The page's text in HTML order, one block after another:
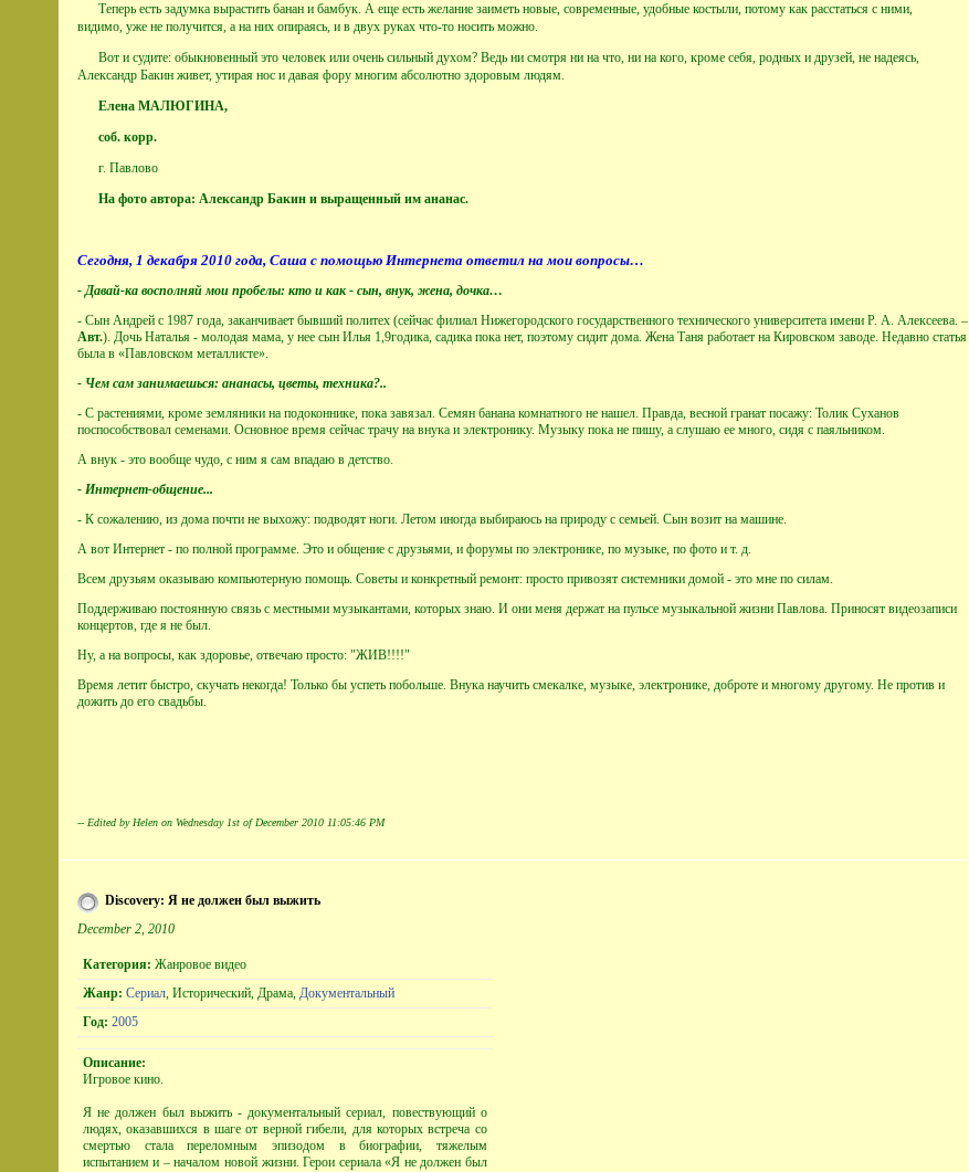
Теперь есть задумка вырастить банан и бамбук. А еще есть желание заиметь новые, современные, удобные костыли, потому как расстаться с ними,
видимо, уже не получится, а на них опираясь, и в двух руках что-то носить можно.
Вот и судите: обыкновенный это человек или очень сильный духом? Ведь ни смотря ни на что, ни на кого, кроме себя, родных и друзей, не надеясь,
Александр Бакин живет, утирая нос и давая фору многим абсолютно здоровым людям.
Елена МАЛЮГИНА,
соб. корр.
г. Павлово
На фото автора: Александр Бакин и выращенный им ананас.
Сегодня, 1 декабря 2010 года, Саша с помощью Интернета ответил на мои вопросы…
- Давай-ка восполняй мои пробелы: кто и как - сын, внук, жена, дочка…
- Сын Андрей с 1987 года, заканчивает бывший политех (сейчас филиал Нижегородского государственного технического университета имени Р. А. Алексеева. –
Авт.). Дочь Наталья - молодая мама, у нее сын Илья 1,9годика, садика пока нет, поэтому сидит дома. Жена Таня работает на Кировском заводе. Недавно статья
была в «Павловском металлисте».
- Чем сам занимаешься: ананасы, цветы, техника?..
- С растениями, кроме земляники на подоконнике, пока завязал. Семян банана комнатного не нашел. Правда, весной гранат посажу: Толик Суханов
поспособствовал семенами. Основное время сейчас трачу на внука и электронику. Музыку пока не пишу, а слушаю ее много, сидя с паяльником.
А внук - это вообще чудо, с ним я сам впадаю в детство.
- Интернет-общение...
- К сожалению, из дома почти не выхожу: подводят ноги. Летом иногда выбираюсь на природу с семьей. Сын возит на машине.
А вот Интернет - по полной программе. Это и общение с друзьями, и форумы по электронике, по музыке, по фото и т. д.
Всем друзьям оказываю компьютерную помощь. Советы и конкретный ремонт: просто привозят системники домой - это мне по силам.
Поддерживаю постоянную связь с местными музыкантами, которых знаю. И они меня держат на пульсе музыкальной жизни Павлова. Приносят видеозаписи
концертов, где я не был.
Ну, а на вопросы, как здоровье, отвечаю просто: "ЖИВ!!!!"
Время летит быстро, скучать некогда! Только бы успеть побольше. Внука научить смекалке, музыке, электронике, доброте и многому другому. Не против и
дожить до его свадьбы.
-- Edited by Helen on Wednesday 1st of December 2010 11:05:46 PM
Discovery: Я не должен был выжить
December 2, 2010
Категория: Жанровое видео
Жанр: Сериал, Исторический, Драма, Документальный
Год: 2005
Описание:
Игровое кино.
Я не должен был выжить - документальный сериал, повествующий о
людях, оказавшихся в шаге от верной гибели, для которых встреча со
смертью стала переломным эпизодом в биографии, тяжелым
испытанием и – началом новой жизни. Герои сериала «Я не должен был